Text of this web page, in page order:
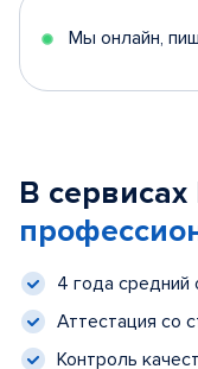
Мы онлайн,
В
4 года средний
Аттестация со
Контроль